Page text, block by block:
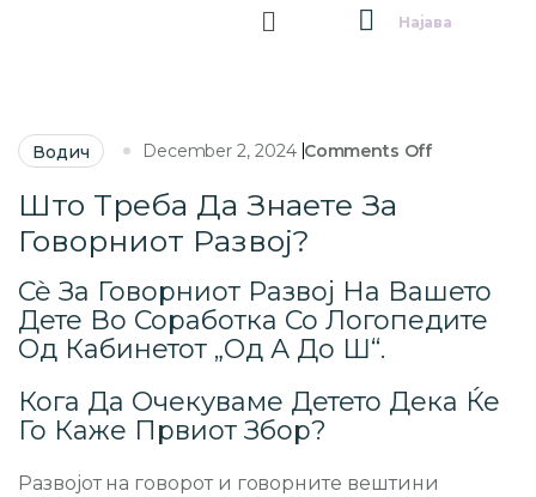
Најава
Водич December 2, 2024 Comments Off
Што Треба Да Знаете За
Говорниот Развој?
Сѐ За Говорниот Развој На Вашето
Дете Во Соработка Со Логопедите
Од Кабинетот „Од А До Ш“.
Кога Да Очекуваме Детето Дека Ќе
Го Каже Првиот Збор?
Развојот на говорот и говорните вештини